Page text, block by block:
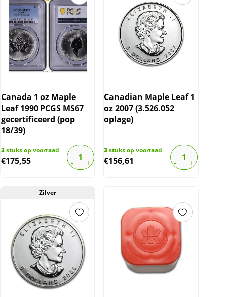
Canada 1 oz Maple
Leaf 1990 PCGS MS67
gecertificeerd (pop
18/39)
3stuks op voorraad
€175,55
Canadian Maple Leaf 1
oz 2007 (3.526.052
oplage)
3stuks op voorraad
€156,61
Zilver